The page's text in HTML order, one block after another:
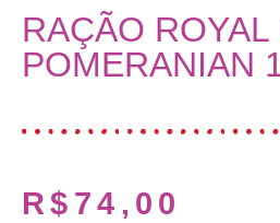
RAÇÃO ROYAL
POMERANIAN
R$ 74,00